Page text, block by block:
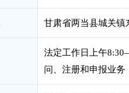
甘肃省两当县城关镇
法定工作日上午
问、注册和申报业务